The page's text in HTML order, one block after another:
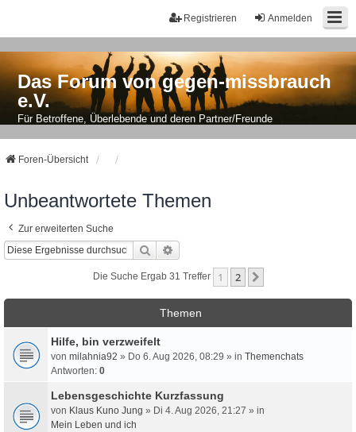
Anmelden
Registrieren
Das Forum von gegen-missbrauch
e.V.
Für Betroffene, Überlebende und deren Partner/Freunde
Foren-Übersicht
Unbeantwortete Themen
Zur erweiterten Suche
Suche
Die Suche Ergab 31 Treffer 1 2
Themen
Hilfe, bin verzweifelt
von milahnia92 » Do 6. Aug 2026, 08:29 » in Themenchats
Antworten: 0
Lebensgeschichte Kurzfassung
von Klaus Kuno Jung » Di 4. Aug 2026, 21:27 » in
Mein Leben und ich